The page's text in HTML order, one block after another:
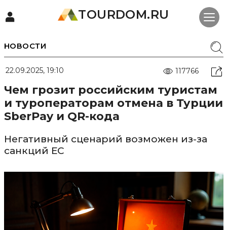
TOURDOM.RU
НОВОСТИ
22.09.2025, 19:10 117766
Чем грозит российским туристам
и туроператорам отмена в Турции
SberPay и QR-кода
Негативный сценарий возможен из-за
санкций ЕС